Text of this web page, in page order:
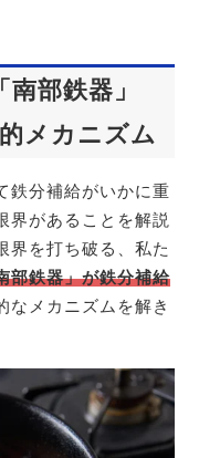
部鉄器」
メカニズム
鉄分補給がいかに重
界があることを解説
界を打ち破る、私た
部鉄器」が鉄分補給
なメカニズムを解き